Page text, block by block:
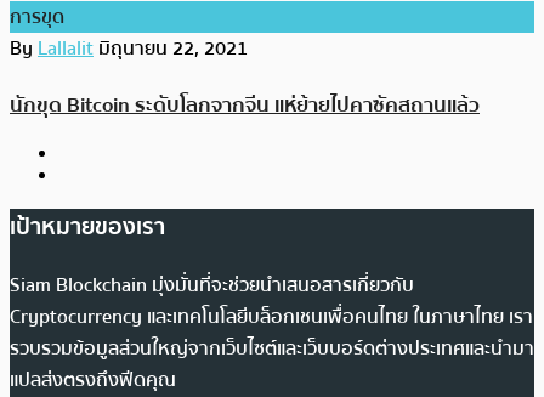
การขุด
ByLallalitมิถุนายน 22, 2021
นักขุด Bitcoin ระดับโลกจากจีน แห่ย้ายไปคาซัคสถานแล้ว
เป้าหมายของเรา
Siam Blockchain มุ่งมั่นที่จะช่วยนำเสนอสารเกี่ยวกับ
Cryptocurrency และเทคโนโลยีบล็อกเชนเพื่อคนไทย ในภาษาไทย เรา
รวบรวมข้อมูลส่วนใหญ่จากเว็บไซต์และเว็บบอร์ดต่างประเทศและนำมา
แปลส่งตรงถึงฟีดคุณ